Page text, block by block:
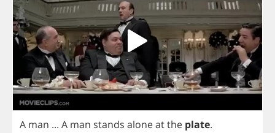
A man ... A man stands aloneatthe plate.